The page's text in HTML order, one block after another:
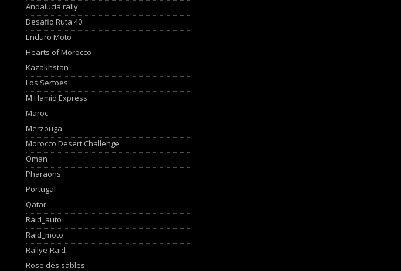
Andalucia rally
Desafio Ruta 40
Enduro Moto
Hearts of Morocco
Kazakhstan
Los Sertoes
M'Hamid Express
Maroc
Merzouga
Morocco Desert Challenge
Oman
Pharaons
Portugal
Qatar
Raid_auto
Raid_moto
Rallye-Raid
Rose des sables